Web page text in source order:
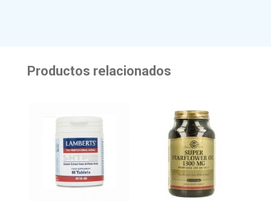
Productos relacionados